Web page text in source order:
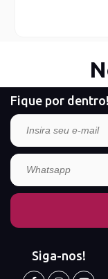
Fique por dentro!
Siga-nos!